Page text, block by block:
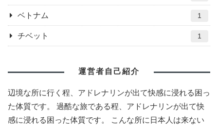
ベトナム 1
チベット 1
運営者自己紹介
辺境な所に行く程、アドレナリンが出て快感に浸れる困っ
た体質です。 過酷な旅である程、アドレナリンが出て快
感に浸れる困った体質です。 こんな所に日本人は来ない